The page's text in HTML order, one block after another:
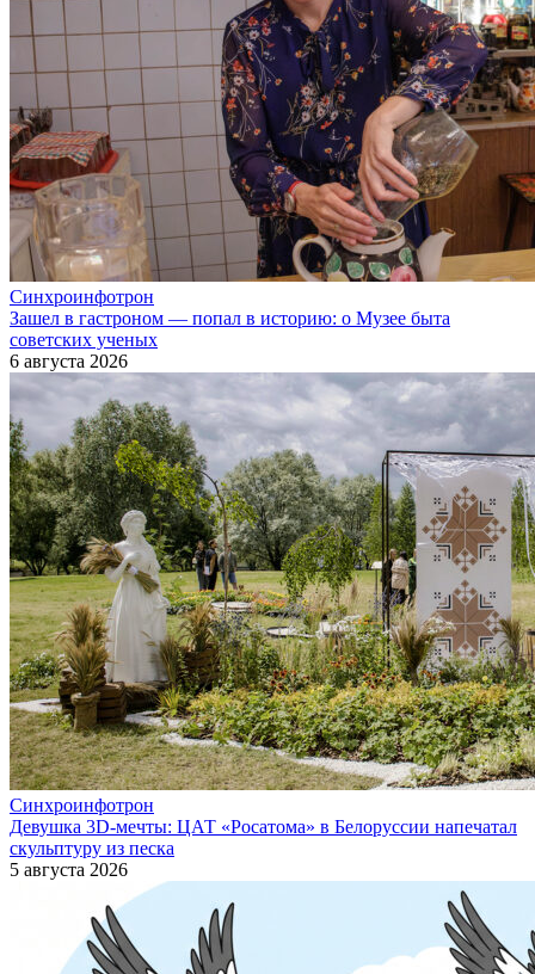
Синхроинфотрон
Зашел в гастроном — попал в историю: о Музее быта
советских ученых
6 августа 2026
Синхроинфотрон
Девушка 3D-мечты: ЦАТ «Росатома» в Белоруссии напечатал
скульптуру из песка
5 августа 2026